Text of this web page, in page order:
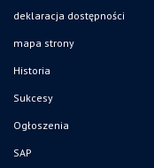
deklaracja dostępności
mapa strony
Historia
Sukcesy
Ogłoszenia
SAP